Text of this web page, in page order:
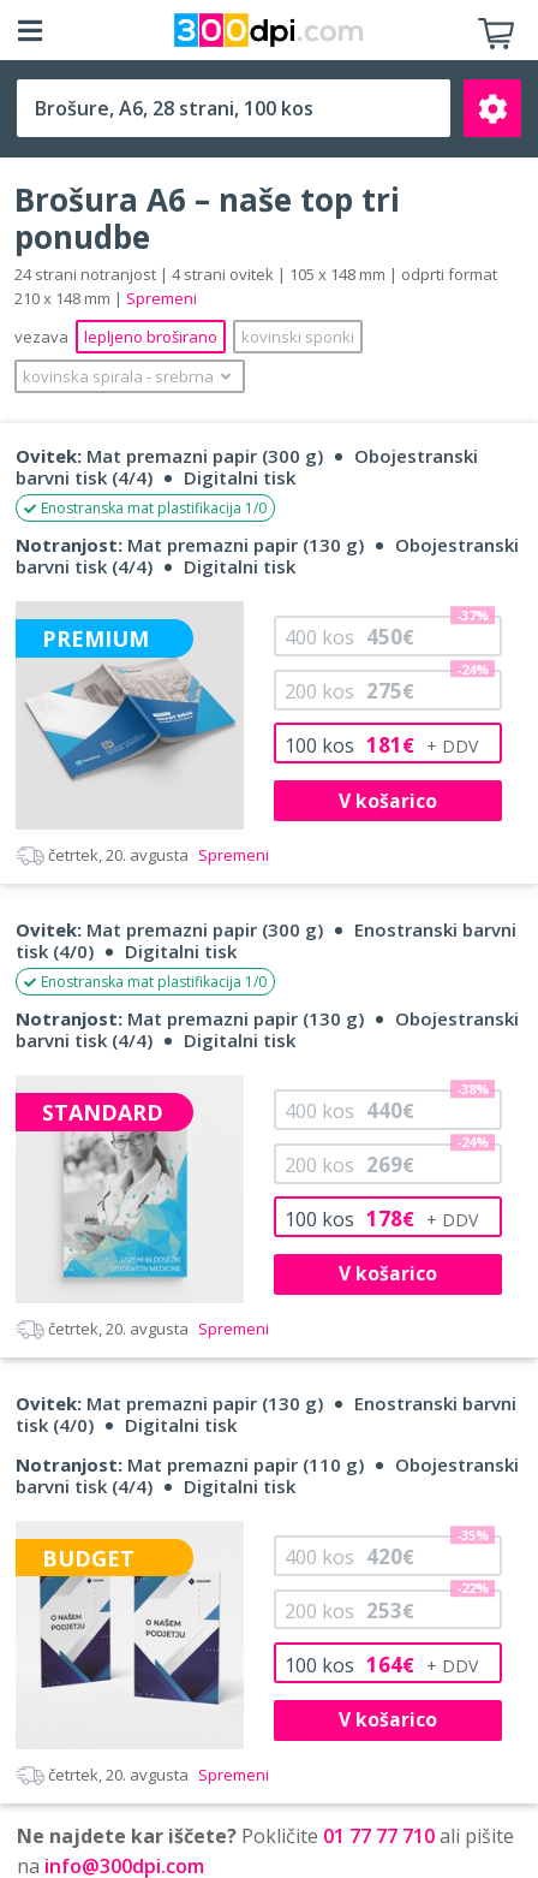
A6 (105 x 148 mm)
Išči
Brošura A6 – naše top tri
ponudbe
24 strani notranjost | 4 strani ovitek | 105 x 148 mm | odprti format
210 x 148 mm | Spremeni
vezava
lepljeno broširano
kovinski sponki
kovinska spirala ‐ srebrna
Ovitek: Mat premazni papir (300 g)
Obojestranski
barvni tisk (4/4)
Digitalni tisk
Enostranska mat plastifikacija 1/0
Notranjost: Mat premazni papir (130 g)
Obojestranski
barvni tisk (4/4)
Digitalni tisk
PREMIUM
100 kos 181€
200 kos 275€
-24%
400 kos 450€
-37%
V košarico
četrtek, 20. avgusta Spremeni
Ovitek: Mat premazni papir (300 g)
Enostranski barvni
tisk (4/0)
Digitalni tisk
Enostranska mat plastifikacija 1/0
Notranjost: Mat premazni papir (130 g)
Obojestranski
barvni tisk (4/4)
Digitalni tisk
STANDARD
100 kos 178€
200 kos 269€
-24%
400 kos 440€
-38%
V košarico
četrtek, 20. avgusta Spremeni
Ovitek: Mat premazni papir (130 g)
Enostranski barvni
tisk (4/0)
Digitalni tisk
Notranjost: Mat premazni papir (110 g)
Obojestranski
barvni tisk (4/4)
Digitalni tisk
BUDGET
100 kos 164€
200 kos 253€
-22%
400 kos 420€
-35%
V košarico
četrtek, 20. avgusta Spremeni
Ne najdete kar iščete? Pokličite 01 77 77 710ali pišite
na info@300dpi.com